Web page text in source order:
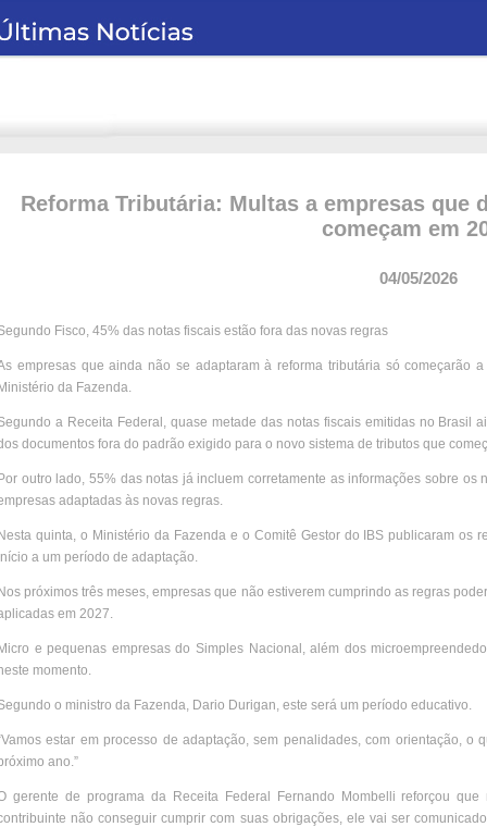
Reforma Tributária: Multas a empresas
começam em
04/05/2026
Fisco, 45% das notas fiscais estão fora das novas regras
empresas que ainda não se adaptaram à reforma tributária só começarão
da Fazenda.
a Receita Federal, quase metade das notas fiscais emitidas no Brasil
documentos fora do padrão exigido para o novo sistema de tributos que
outro lado, 55% das notas já incluem corretamente as informações sobre
adaptadas às novas regras.
quinta, o Ministério da Fazenda e o Comitê Gestor do IBS publicaram os
a um período de adaptação.
próximos três meses, empresas que não estiverem cumprindo as regras
em 2027.
e pequenas empresas do Simples Nacional, além dos
momento.
o ministro da Fazenda, Dario Durigan, este será um período educativo.
estar em processo de adaptação, sem penalidades, com orientação,
ano.”
gerente de programa da Receita Federal Fernando Mombelli reforçou
não conseguir cumprir com suas obrigações, ele vai ser